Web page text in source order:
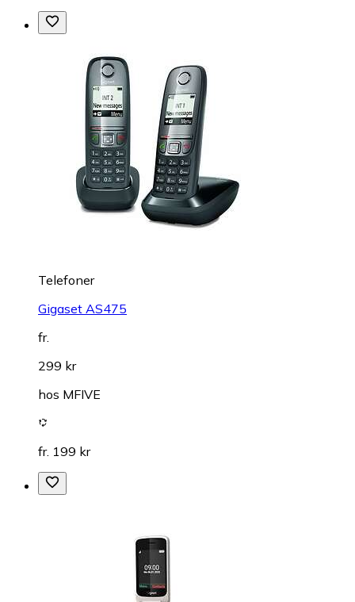
Telefoner
Gigaset AS475
fr.
299 kr
hos MFIVE
fr. 199 kr